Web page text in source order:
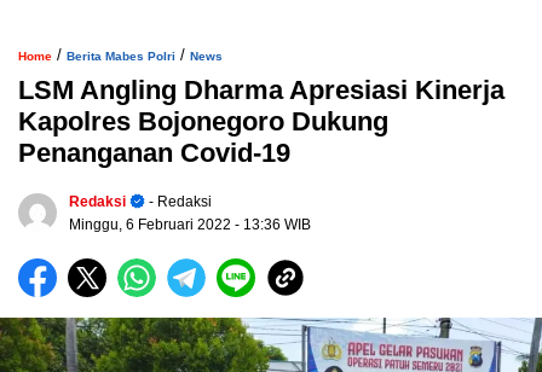
Home / Berita Mabes Polri / News
LSM Angling Dharma Apresiasi Kinerja
Kapolres Bojonegoro Dukung
Penanganan Covid-19
Redaksi
- Redaksi
Minggu, 6 Februari 2022 - 13:36 WIB